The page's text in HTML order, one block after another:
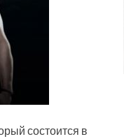
состоится в